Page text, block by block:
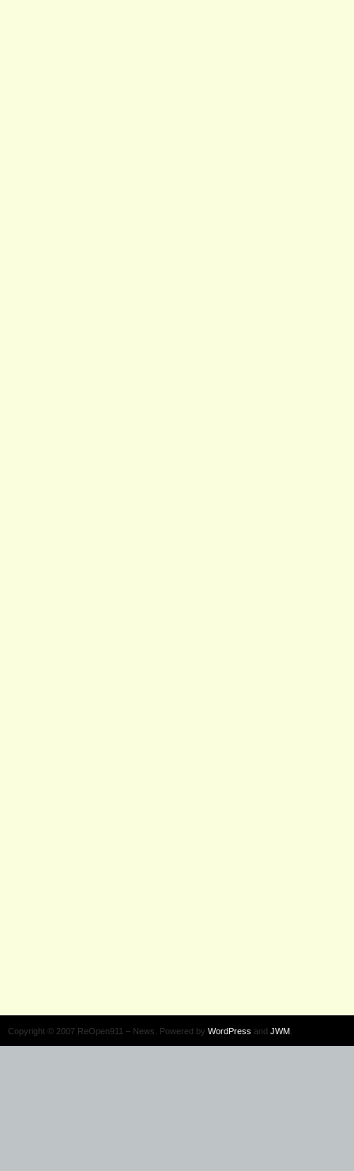
Copyright © 2007 ReOpen911 – News. Powered by WordPress and JWM